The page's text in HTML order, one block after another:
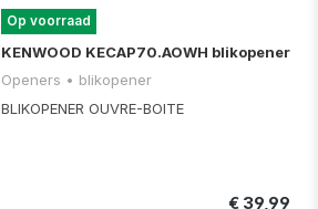
Op voorraad
KENWOOD KECAP70.AOWH blikopener
Openers • blikopener
BLIKOPENER OUVRE-BOITE
€ 39,99